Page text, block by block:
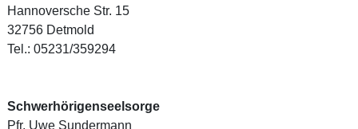
Hannoversche Str. 15
32756 Detmold
Tel.: 05231/359294
Schwerhörigenseelsorge
Pfr. Uwe Sundermann